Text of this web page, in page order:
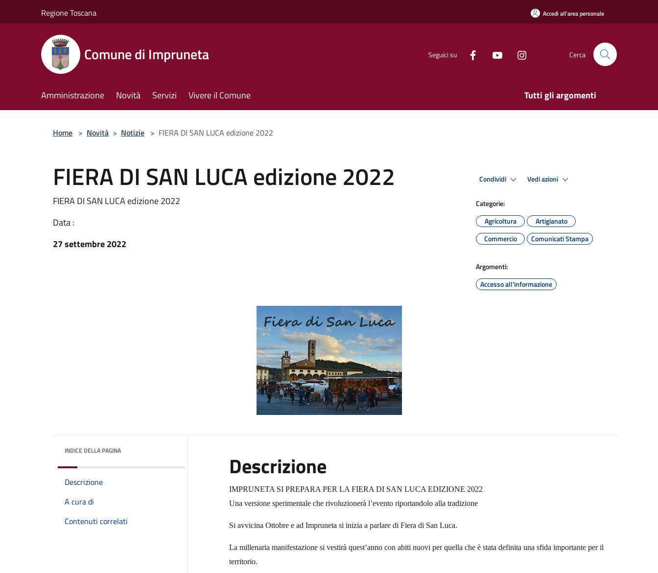
Regione Toscana Accedi all'area personale
Comune di Impruneta Seguici su Cerca
Amministrazione Novità Servizi Vivere il Comune Tutti gli argomenti
Home > Novità > Notizie > FIERA DI SAN LUCA edizione 2022
FIERA DI SAN LUCA edizione 2022
FIERA DI SAN LUCA edizione 2022
Data :
27 settembre 2022
Condividi Vedi azioni
Categorie:
Agricoltura
Artigianato
Commercio
Comunicati Stampa
Argomenti:
Accesso all'informazione
INDICE DELLA PAGINA
Descrizione
A cura di
Contenuti correlati
Descrizione
IMPRUNETA SI PREPARA PER LA FIERA DI SAN LUCA EDIZIONE 2022
Una versione sperimentale che rivoluzionerà l’evento riportandolo alla tradizione
Si avvicina Ottobre e ad Impruneta si inizia a parlare di Fiera di San Luca.
La millenaria manifestazione si vestirà quest’anno con abiti nuovi per quella che è stata definita una sfida importante per il
territorio.